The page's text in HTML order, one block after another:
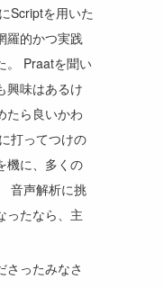
Scriptを用いた
羅的かつ実践
。 Praatを聞い
興味はあるけ
たら良いかわ
打ってつけの
機に、多くの
音声解析に挑
ったなら、主
さったみなさ